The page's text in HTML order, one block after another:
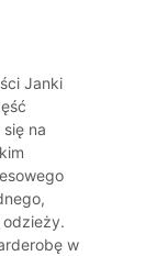
Janki
na
w